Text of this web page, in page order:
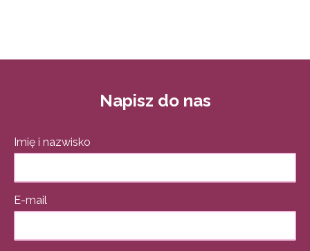
Napisz do nas
Imię i nazwisko
E-mail